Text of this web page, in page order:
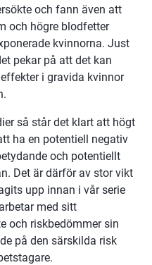
och fann även att
och högre blodfetter
kvinnorna. Just
pekar på att det kan
i gravida kvinnor
så står det klart att högt
ha en potentiell negativ
och potentiellt
Det är därför av stor vikt
upp innan i vår serie
med sitt
och riskbedömmer sin
på den särskilda risk